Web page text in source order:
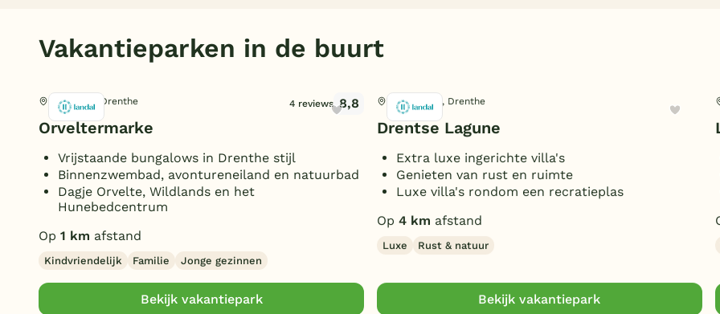
Vakantieparken in de buurt
Witteveen, Drenthe 4 reviews 8,8
Orveltermarke
Vrijstaande bungalows in Drenthe stijl
Binnenzwembad, avontureneiland en natuurbad
Dagje Orvelte, Wildlands en het
Hunebedcentrum
Op 1 km afstand
Kindvriendelijk Familie Jonge gezinnen
Bekijk vakantiepark
Westerbork, Drenthe
Drentse Lagune
Extra luxe ingerichte villa's
Genieten van rust en ruimte
Luxe villa's rondom een recratieplas
Op 4 km afstand
Luxe Rust & natuur
Bekijk vakantiepark